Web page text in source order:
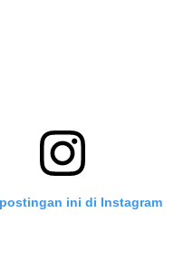
ini di Instagram